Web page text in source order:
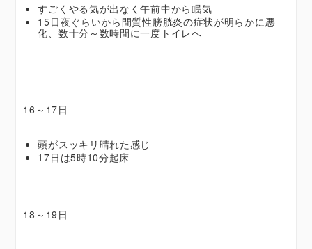
すごくやる気が出なく午前中から眠気
15日夜ぐらいから間質性膀胱炎の症状が明らかに悪
化、数十分～数時間に一度トイレへ
16～17日
頭がスッキリ晴れた感じ
17日は5時10分起床
18～19日